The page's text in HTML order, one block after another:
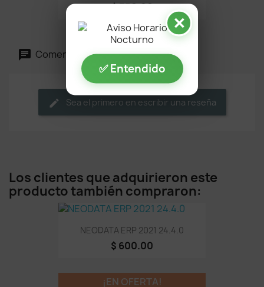
$ 350.00
Comentarios (0)
Sea el primero en escribir una reseña
Los clientes que adquirieron este
producto también compraron:
NEODATA ERP 2021 24.4.0
$ 600.00
¡EN OFERTA!
✕
✅ Entendido